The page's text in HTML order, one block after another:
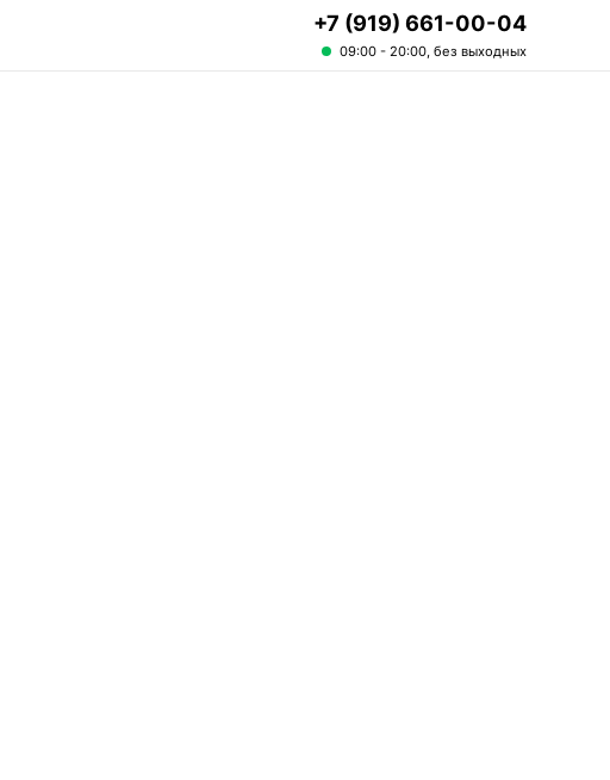
+7 (919) 661-00-04
09:00 - 20:00, без выходных